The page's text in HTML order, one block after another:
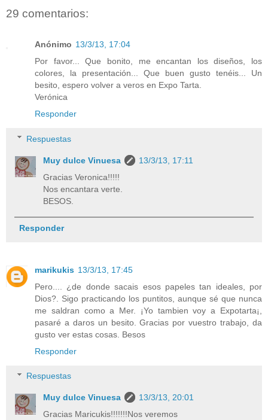
29 comentarios:
Anónimo 13/3/13, 17:04
Por favor... Que bonito, me encantan los diseños, los
colores, la presentación... Que buen gusto tenéis... Un
besito, espero volver a veros en Expo Tarta.
Verónica
Responder
Respuestas
Muy dulce Vinuesa
13/3/13, 17:11
Gracias Veronica!!!!!
Nos encantara verte.
BESOS.
Responder
marikukis 13/3/13, 17:45
Pero.... ¿de donde sacais esos papeles tan ideales, por
Dios?. Sigo practicando los puntitos, aunque sé que nunca
me saldran como a Mer. ¡Yo tambien voy a Expotarta¡,
pasaré a daros un besito. Gracias por vuestro trabajo, da
gusto ver estas cosas. Besos
Responder
Respuestas
Muy dulce Vinuesa
13/3/13, 20:01
Gracias Maricukis!!!!!!!Nos veremos